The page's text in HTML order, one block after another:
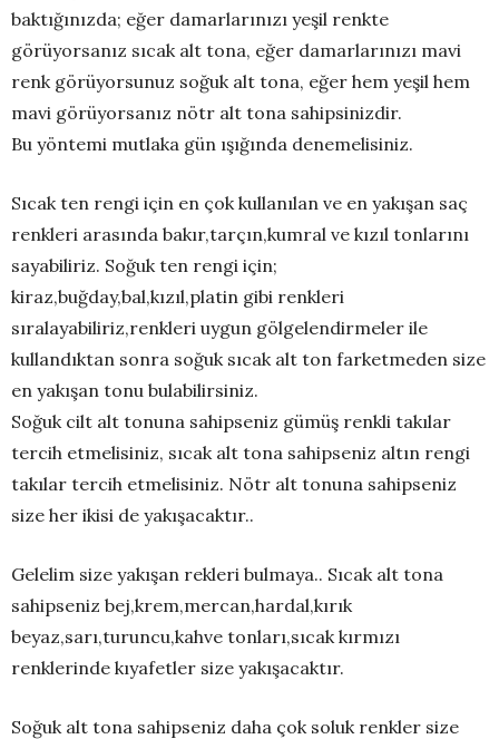
baktığınızda; eğer damarlarınızı yeşil renkte
görüyorsanız sıcak alt tona, eğer damarlarınızı mavi
renk görüyorsunuz soğuk alt tona, eğer hem yeşil hem
mavi görüyorsanız nötr alt tona sahipsinizdir.
Bu yöntemi mutlaka gün ışığında denemelisiniz.
Sıcak ten rengi için en çok kullanılan ve en yakışan saç
renkleri arasında bakır,tarçın,kumral ve kızıl tonlarını
sayabiliriz. Soğuk ten rengi için;
kiraz,buğday,bal,kızıl,platin gibi renkleri
sıralayabiliriz,renkleri uygun gölgelendirmeler ile
kullandıktan sonra soğuk sıcak alt ton farketmeden size
en yakışan tonu bulabilirsiniz.
Soğuk cilt alt tonuna sahipseniz gümüş renkli takılar
tercih etmelisiniz, sıcak alt tona sahipseniz altın rengi
takılar tercih etmelisiniz. Nötr alt tonuna sahipseniz
size her ikisi de yakışacaktır..
Gelelim size yakışan rekleri bulmaya.. Sıcak alt tona
sahipseniz bej,krem,mercan,hardal,kırık
beyaz,sarı,turuncu,kahve tonları,sıcak kırmızı
renklerinde kıyafetler size yakışacaktır.
Soğuk alt tona sahipseniz daha çok soluk renkler size